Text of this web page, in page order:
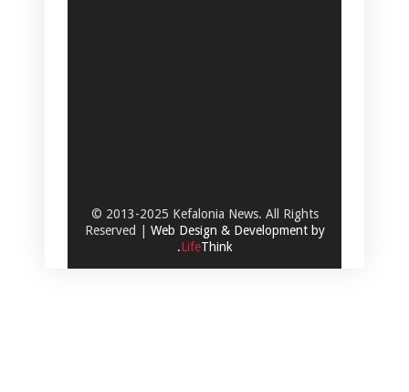
© 2013-2025 Kefalonia News. All Rights
Reserved | Web Design & Development by
.LifeThink